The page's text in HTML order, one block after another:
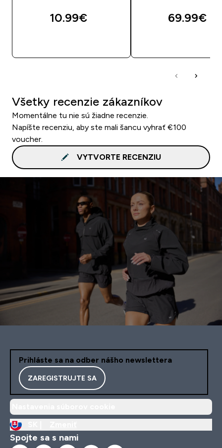
10.99€‎ 69.99€‎
Všetky recenzie zákazníkov
Momentálne tu nie sú žiadne recenzie.
Napíšte recenziu, aby ste mali šancu vyhrať €100
voucher.
VYTVORTE RECENZIU
Prihláste sa na odber nášho newslettera
ZAREGISTRUJTE SA
Spojte sa s nami